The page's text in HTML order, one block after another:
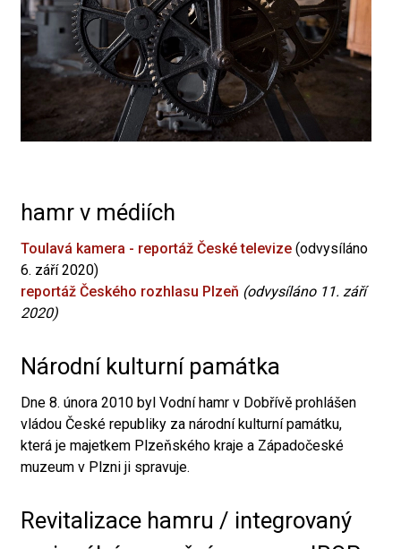
hamr v médiích
Toulavá kamera - reportáž České televize (odvysíláno
6. září 2020)
reportáž Českého rozhlasu Plzeň (odvysíláno 11. září
2020)
Národní kulturní památka
Dne 8. února 2010 byl Vodní hamr v Dobřívě prohlášen
vládou České republiky za národní kulturní památku,
která je majetkem Plzeňského kraje a Západočeské
muzeum v Plzni ji spravuje.
Revitalizace hamru / integrovaný